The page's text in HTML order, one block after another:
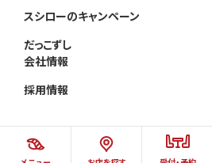
スシローのキャンペーン
だっこずし
会社情報
採用情報